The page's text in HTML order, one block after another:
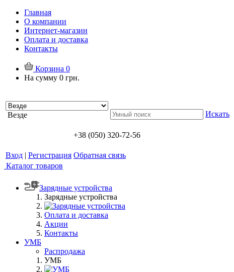
Главная
О компании
Интернет-магазин
Оплата и доставка
Контакты
Корзина 0
На сумму 0 грн.
Везде Искать
+38 (050) 320-72-56
Вход | Регистрация Обратная связь
Каталог товаров
Зарядные устройства
Зарядные устройства
Оплата и доставка
Акции
Контакты
УМБ
Распродажа
УМБ